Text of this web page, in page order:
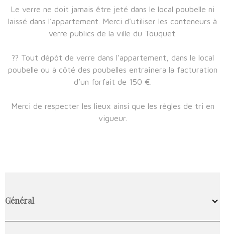
Le verre ne doit jamais être jeté dans le local poubelle ni
laissé dans l’appartement. Merci d’utiliser les conteneurs à
verre publics de la ville du Touquet.
?? Tout dépôt de verre dans l’appartement, dans le local
poubelle ou à côté des poubelles entraînera la facturation
d’un forfait de 150 €.
Merci de respecter les lieux ainsi que les règles de tri en
vigueur.
Général